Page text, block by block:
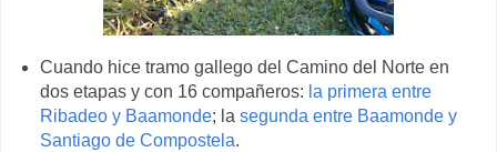
Cuando hice tramo gallego del Camino del Norte en
dos etapas y con 16 compañeros: la primera entre
Ribadeo y Baamonde; la segunda entre Baamonde y
Santiago de Compostela.